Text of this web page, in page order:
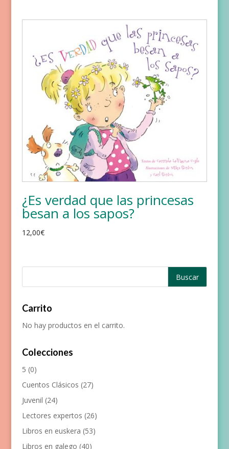
¿Es verdad que las princesas
besan a los sapos?
12,00€
Carrito
No hay productos en el carrito.
Colecciones
5 (0)
Cuentos Clásicos (27)
Juvenil (24)
Lectores expertos (26)
Libros en euskera (53)
Libros en galego (40)